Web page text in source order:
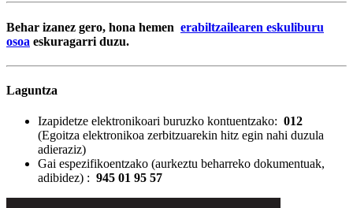
Behar izanez gero, hona hemen erabiltzailearen eskuliburu
osoa eskuragarri duzu.
Laguntza
Izapidetze elektronikoari buruzko kontuentzako: 012
(Egoitza elektronikoa zerbitzuarekin hitz egin nahi duzula
adieraziz)
Gai espezifikoentzako (aurkeztu beharreko dokumentuak,
adibidez) : 945 01 95 57